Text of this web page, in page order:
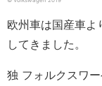
欧州車は国産車よ
してきました。
独 フォルクスワ